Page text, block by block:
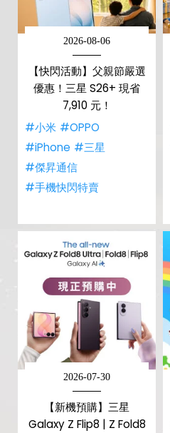
2026-08-06
【快閃活動】父親節嚴選
優惠！三星 S26+ 現省
7,910 元！
#小米 #OPPO
#iPhone #三星
#傑昇通信
#手機快閃特賣
2026-07-30
【新機預購】三星
Galaxy Z Flip8 | Z Fold8